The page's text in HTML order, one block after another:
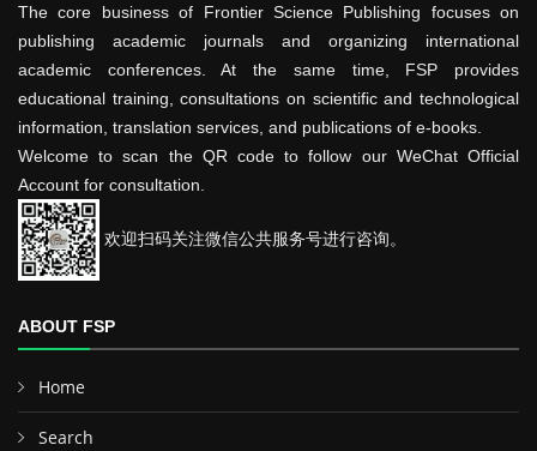
The core business of Frontier Science Publishing focuses on
publishing academic journals and organizing international
academic conferences. At the same time, FSP provides
educational training, consultations on scientific and technological
information, translation services, and publications of e-books.
Welcome to scan the QR code to follow our WeChat Official
Account for consultation.
欢迎扫码关注微信公共服务号进行咨询。
ABOUT FSP
Home
Search